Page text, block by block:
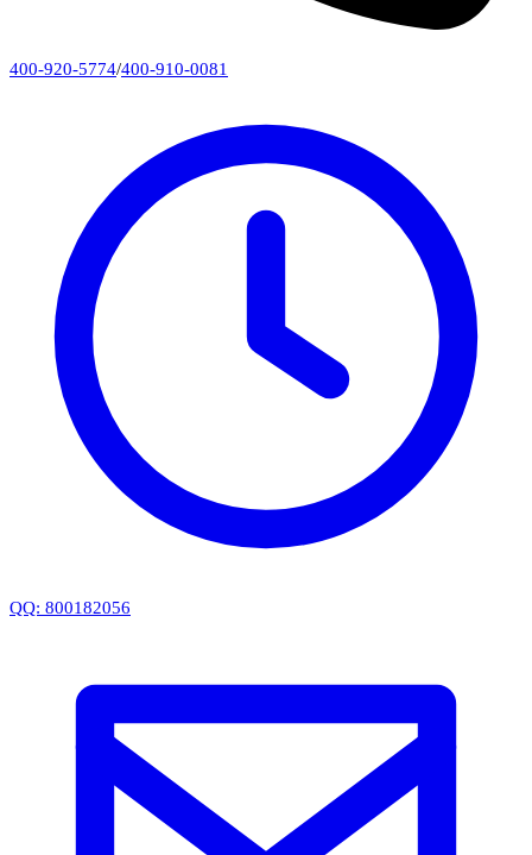
400-920-5774/400-910-0081
QQ: 800182056